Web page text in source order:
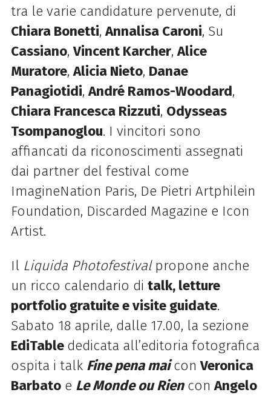
tra le varie candidature pervenute, di
Chiara Bonetti,Annalisa Caroni, Su
Cassiano,Vincent Karcher,Alice
Muratore,Alicia Nieto, Danae
Panagiotidi,André Ramos-Woodard,
Chiara Francesca Rizzuti, Odysseas
Tsompanoglou. I vincitori sono
affiancati da riconoscimenti assegnati
dai partner del festival come
ImagineNation Paris, De Pietri Artphilein
Foundation, Discarded Magazine e Icon
Artist.
Il Liquida Photofestivalpropone anche
un ricco calendario di talk, letture
portfolio gratuite e visite guidate.
Sabato 18 aprile, dalle 17.00, la sezione
EdiTable dedicata all’editoria fotografica
ospita i talk Fine pena maiconVeronica
Barbatoe Le Monde ou RienconAngelo